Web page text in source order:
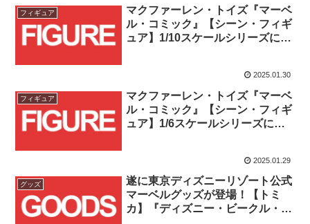
フィギュア
マクファーレン・トイズ『マーベ
ル・コミック』【シーン・フィギ
ュア】1/10スケールシリーズに
#015ストーム、#016キャプテ
ン・アメリカが一挙登場！！
2025.01.30
フィギュア
マクファーレン・トイズ『マーベ
ル・コミック』【シーン・フィギ
ュア】1/6スケールシリーズに
2025.01.29
グッズ
遂に東京ディズニーリゾート公式
マーベルグッズが登場！【トミ
カ】『ディズニー・ビークル・コ